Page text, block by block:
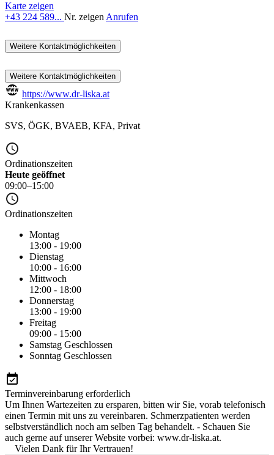
Karte zeigen
+43 224 589... Nr. zeigen Anrufen
Weitere Kontaktmöglichkeiten
Weitere Kontaktmöglichkeiten
https://www.dr-liska.at
Krankenkassen
SVS, ÖGK, BVAEB, KFA, Privat
Ordinationszeiten
Heute geöffnet
09:00–15:00
Ordinationszeiten
Montag
13:00 - 19:00
Dienstag
10:00 - 16:00
Mittwoch
12:00 - 18:00
Donnerstag
13:00 - 19:00
Freitag
09:00 - 15:00
Samstag Geschlossen
Sonntag Geschlossen
Terminvereinbarung erforderlich
Um Ihnen Wartezeiten zu ersparen, bitten wir Sie, vorab telefonisch
einen Termin mit uns zu vereinbaren. Schmerzpatienten werden
selbstverständlich noch am selben Tag behandelt. - Schauen Sie
auch gerne auf unserer Website vorbei: www.dr-liska.at.
Vielen Dank für Ihr Vertrauen!